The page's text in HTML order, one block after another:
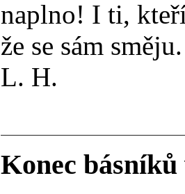
naplno! I ti,
že se sám směju.
L. H.
Konec